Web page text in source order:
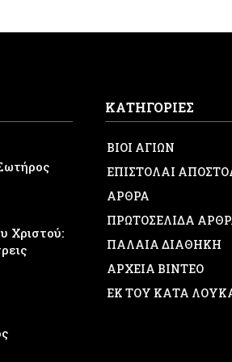
Χριστού:
ΚΑΤΗΓΟΡΙΕΣ
ΒΙΟΙ ΑΓΙΩΝ
ΕΠΙΣΤΟΛΑΙ
ΑΡΘΡΑ
ΠΡΩΤΟΣΕΛΙΔΑ
ΠΑΛΑΙΑ ΔΙΑΘΗΚΗ
ΑΡΧΕΙΑ ΒΙΝΤΕΟ
ΕΚ ΤΟΥ ΚΑΤΑ